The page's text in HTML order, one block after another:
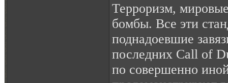
Терроризм,
бомбы. Все эти
поднадоевшие
последних Call of
по совершенно